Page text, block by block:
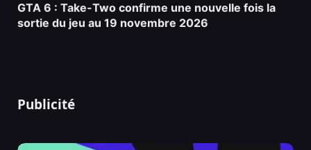
GTA 6 : Take-Two confirme une nouvelle fois la
sortie du jeu au 19 novembre 2026
Publicité